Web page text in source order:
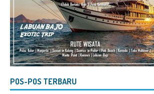
POS-POS TERBARU